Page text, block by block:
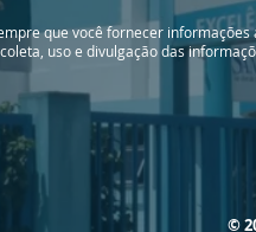
que você fornecer
uso e divulgação das
©